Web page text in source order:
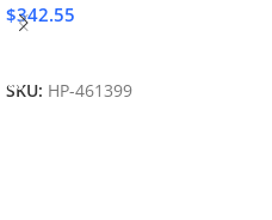
$342.55
SKU: HP-461399